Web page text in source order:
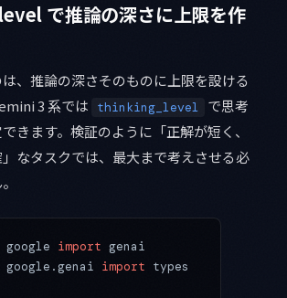
で推論の深さに上限を作
、推論の深さそのものに上限を設ける
3 系では
thinking_level
で思考
きます。検証のように「正解が短く、
なタスクでは、最大まで考えさせる必
google import genai
google.genai import types